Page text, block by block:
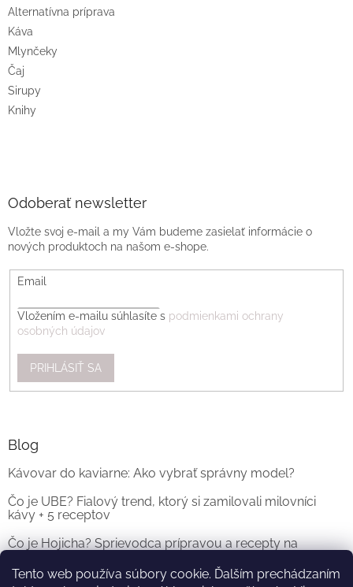
Tento web používa súbory cookie. Ďalším prechádzaním
Alternatívna príprava
Káva
Mlynčeky
Čaj
Sirupy
Knihy
Odoberať newsletter
Vložte svoj e-mail a my Vám budeme zasielať informácie o
nových produktoch na našom e-shope.
Email
Vložením e-mailu súhlasíte s podmienkami ochrany
osobných údajov
PRIHLÁSIŤ SA
Blog
Kávovar do kaviarne: Ako vybrať správny model?
Čo je UBE? Fialový trend, ktorý si zamilovali milovníci
kávy + 5 receptov
Čo je Hojicha? Sprievodca prípravou a recepty na